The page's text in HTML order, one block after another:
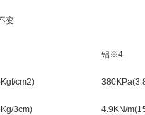
变
铝※4
cm2)
3cm) 4.9KN/